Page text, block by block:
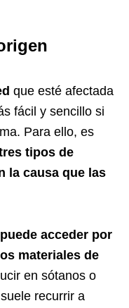
que esté afectada
fácil y sencillo si
Para ello, es
tipos de
la causa que las
acceder por
materiales de
en sótanos o
recurrir a